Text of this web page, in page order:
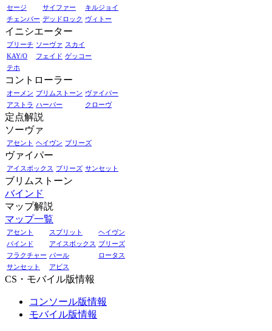
セージ サイファー
キルジョイ
チェンバー デッドロック ヴィトー
イニシエーター
ブリーチ ソーヴァ スカイ
KAY/O
フェイド ゲッコー
テホ
コントローラー
オーメン ブリムストーン ヴァイパー
アストラ ハーバー クローヴ
定点解説
ソーヴァ
アセント ヘイヴン ブリーズ
ヴァイパー
アイスボックス ブリーズ サンセット
ブリムストーン
バインド
マップ解説
マップ一覧
アセント スプリット
ヘイヴン
バインド
アイスボックス ブリーズ
フラクチャー パール
ロータス
サンセット
アビス
CS・モバイル版情報
コンソール版情報
モバイル版情報